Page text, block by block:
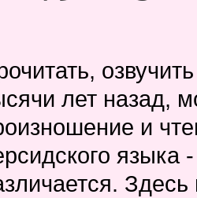
лет назад,
и
языка